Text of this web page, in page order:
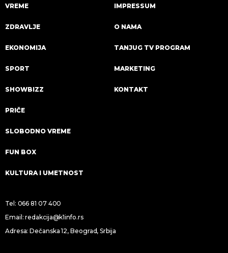
VREME
ZDRAVLJE
EKONOMIJA
SPORT
SHOWBIZZ
PRIČE
SLOBODNO VREME
FUN BOX
KULTURA I UMETNOST
IMPRESSUM
O NAMA
TANJUG TV PROGRAM
MARKETING
KONTAKT
Tel: 066 81 07 400
Email:redakcija@k1info.rs
Adresa: Dečanska 12, Beograd, Srbija